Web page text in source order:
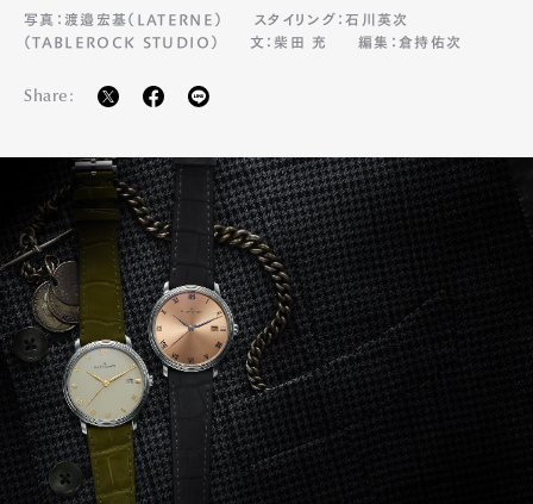
写真：渡邉宏基（LATERNE）
スタイリング：石川英次
（TABLEROCK STUDIO）
文：柴田 充 編集：倉持佑次
Share: